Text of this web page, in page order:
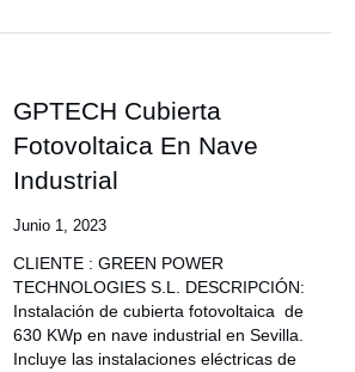
GPTECH Cubierta
Fotovoltaica En Nave
Industrial
Junio 1, 2023
CLIENTE : GREEN POWER
TECHNOLOGIES S.L. DESCRIPCIÓN:
Instalación de cubierta fotovoltaica de
630 KWp en nave industrial en Sevilla.
Incluye las instalaciones eléctricas de